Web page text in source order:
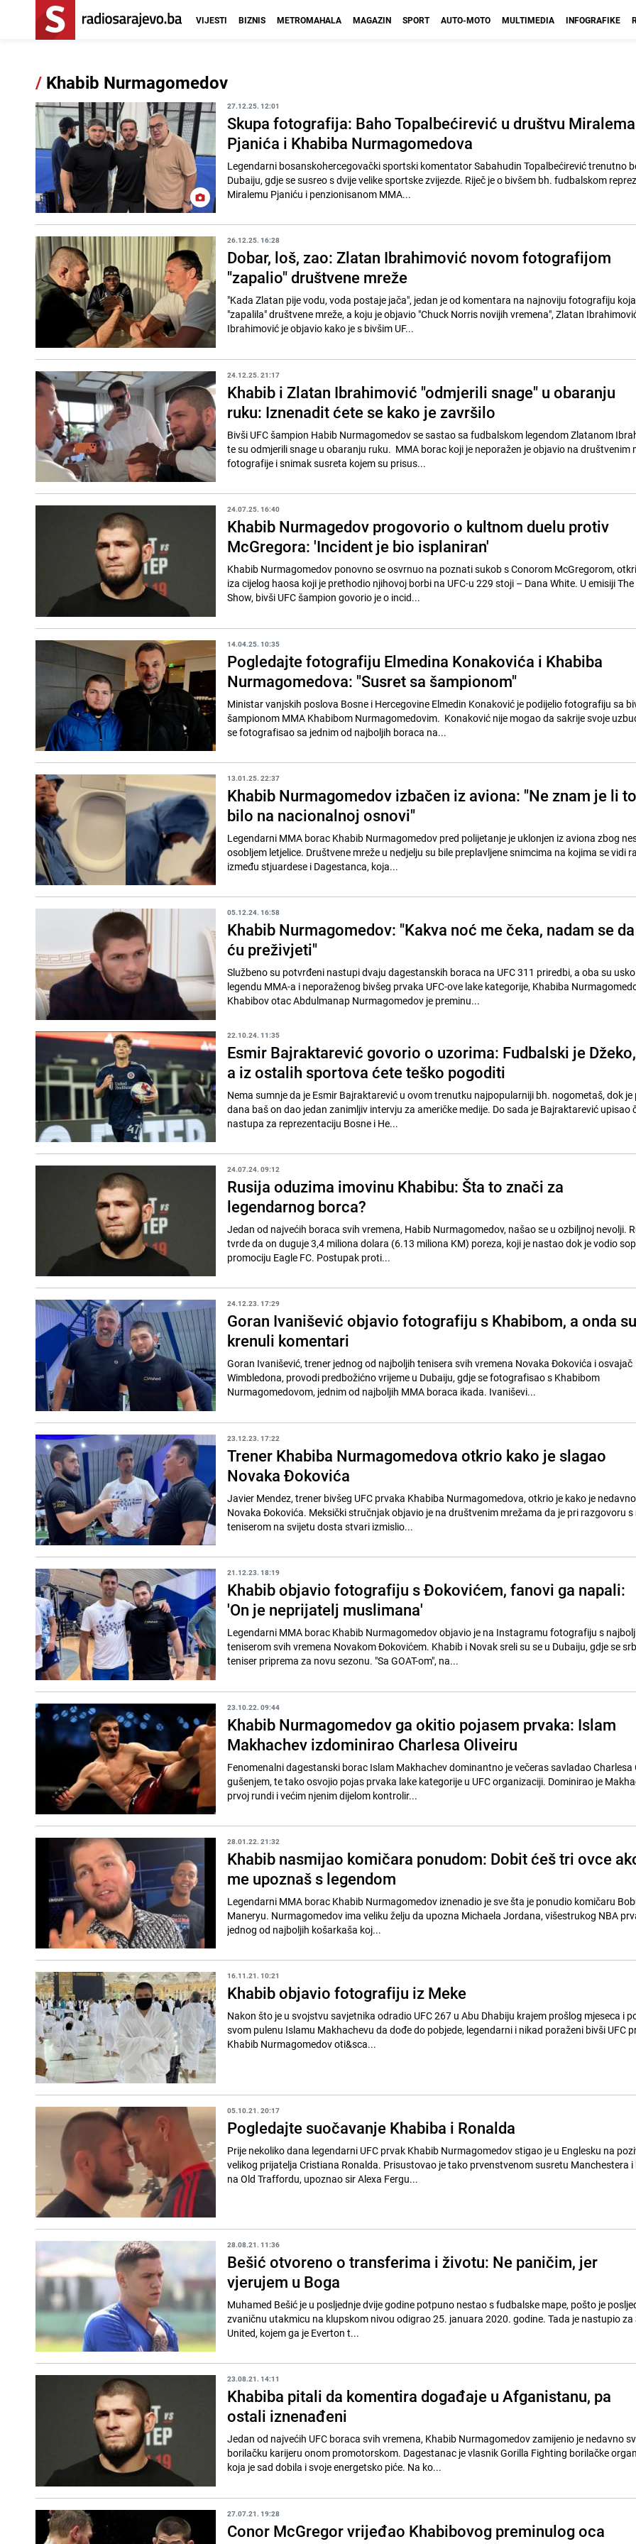
VIJESTI BIZNIS METROMAHALA MAGAZIN SPORT AUTO-MOTO MULTIMEDIA INFOGRAFIKE
/ Khabib Nurmagomedov
27.12.25. 12:01
Skupa fotografija: Baho Topalbećirević u društvu Miralema
Pjanića i Khabiba Nurmagomedova
Legendarni bosanskohercegovački sportski komentator Sabahudin Topalbećirević trenutno
Dubaiju, gdje se susreo s dvije velike sportske zvijezde. Riječ je o bivšem bh. fudbalskom
Miralemu Pjaniću i penzionisanom MMA...
26.12.25. 16:28
Dobar, loš, zao: Zlatan Ibrahimović novom fotografijom
"zapalio" društvene mreže
"Kada Zlatan pije vodu, voda postaje jača", jedan je od komentara na najnoviju fotografiju
"zapalila" društvene mreže, a koju je objavio "Chuck Norris novijih vremena", Zlatan
Ibrahimović je objavio kako je s bivšim UF...
24.12.25. 21:17
Khabib i Zlatan Ibrahimović "odmjerili snage" u obaranju
ruku: Iznenadit ćete se kako je završilo
Bivši UFC šampion Habib Nurmagomedov se sastao sa fudbalskom legendom Zlatanom
te su odmjerili snage u obaranju ruku. MMA borac koji je neporažen je objavio na društvenim
fotografije i snimak susreta kojem su prisus...
24.07.25. 16:40
Khabib Nurmagedov progovorio o kultnom duelu protiv
McGregora: 'Incident je bio isplaniran'
Khabib Nurmagomedov ponovno se osvrnuo na poznati sukob s Conorom McGregorom,
iza cijelog haosa koji je prethodio njihovoj borbi na UFC-u 229 stoji – Dana White. U emisiji
Show, bivši UFC šampion govorio je o incid...
14.04.25. 10:35
Pogledajte fotografiju Elmedina Konakovića i Khabiba
Nurmagomedova: "Susret sa šampionom"
Ministar vanjskih poslova Bosne i Hercegovine Elmedin Konaković je podijelio fotografiju sa
šampionom MMA Khabibom Nurmagomedovim. Konaković nije mogao da sakrije svoje
se fotografisao sa jednim od najboljih boraca na...
13.01.25. 22:37
Khabib Nurmagomedov izbačen iz aviona: "Ne znam je li to
bilo na nacionalnoj osnovi"
Legendarni MMA borac Khabib Nurmagomedov pred polijetanje je uklonjen iz aviona zbog
osobljem letjelice. Društvene mreže u nedjelju su bile preplavljene snimcima na kojima se vidi
između stjuardese i Dagestanca, koja...
05.12.24. 16:58
Khabib Nurmagomedov: "Kakva noć me čeka, nadam se da
ću preživjeti"
Službeno su potvrđeni nastupi dvaju dagestanskih boraca na UFC 311 priredbi, a oba su
legendu MMA-a i neporaženog bivšeg prvaka UFC-ove lake kategorije, Khabiba
Khabibov otac Abdulmanap Nurmagomedov je preminu...
22.10.24. 11:35
Esmir Bajraktarević govorio o uzorima: Fudbalski je Džeko,
a iz ostalih sportova ćete teško pogoditi
Nema sumnje da je Esmir Bajraktarević u ovom trenutku najpopularniji bh. nogometaš, dok je
dana baš on dao jedan zanimljiv intervju za američke medije. Do sada je Bajraktarević upisao
nastupa za reprezentaciju Bosne i He...
24.07.24. 09:12
Rusija oduzima imovinu Khabibu: Šta to znači za
legendarnog borca?
Jedan od najvećih boraca svih vremena, Habib Nurmagomedov, našao se u ozbiljnoj nevolji.
tvrde da on duguje 3,4 miliona dolara (6.13 miliona KM) poreza, koji je nastao dok je vodio
promociju Eagle FC. Postupak proti...
24.12.23. 17:29
Goran Ivanišević objavio fotografiju s Khabibom, a onda su
krenuli komentari
Goran Ivanišević, trener jednog od najboljih tenisera svih vremena Novaka Đokovića i osvajač
Wimbledona, provodi predbožićno vrijeme u Dubaiju, gdje se fotografisao s Khabibom
Nurmagomedovom, jednim od najboljih MMA boraca ikada. Ivaniševi...
23.12.23. 17:22
Trener Khabiba Nurmagomedova otkrio kako je slagao
Novaka Đokovića
Javier Mendez, trener bivšeg UFC prvaka Khabiba Nurmagomedova, otkrio je kako je
Novaka Đokovića. Meksički stručnjak objavio je na društvenim mrežama da je pri razgovoru
teniserom na svijetu dosta stvari izmislio...
21.12.23. 18:19
Khabib objavio fotografiju s Đokovićem, fanovi ga napali:
'On je neprijatelj muslimana'
Legendarni MMA borac Khabib Nurmagomedov objavio je na Instagramu fotografiju s
teniserom svih vremena Novakom Đokovićem. Khabib i Novak sreli su se u Dubaiju, gdje se
teniser priprema za novu sezonu. "Sa GOAT-om", na...
23.10.22. 09:44
Khabib Nurmagomedov ga okitio pojasem prvaka: Islam
Makhachev izdominirao Charlesa Oliveiru
Fenomenalni dagestanski borac Islam Makhachev dominantno je večeras savladao Charlesa
gušenjem, te tako osvojio pojas prvaka lake kategorije u UFC organizaciji. Dominirao je
prvoj rundi i većim njenim dijelom kontrolir...
28.01.22. 21:32
Khabib nasmijao komičara ponudom: Dobit ćeš tri ovce
me upoznaš s legendom
Legendarni MMA borac Khabib Nurmagomedov iznenadio je sve šta je ponudio komičaru
Maneryu. Nurmagomedov ima veliku želju da upozna Michaela Jordana, višestrukog NBA
jednog od najboljih košarkaša koj...
16.11.21. 10:21
Khabib objavio fotografiju iz Meke
Nakon što je u svojstvu savjetnika odradio UFC 267 u Abu Dhabiju krajem prošlog mjeseca i
svom pulenu Islamu Makhachevu da dođe do pobjede, legendarni i nikad poraženi bivši UFC
Khabib Nurmagomedov oti&sca...
05.10.21. 20:17
Pogledajte suočavanje Khabiba i Ronalda
Prije nekoliko dana legendarni UFC prvak Khabib Nurmagomedov stigao je u Englesku na
velikog prijatelja Cristiana Ronalda. Prisustovao je tako prvenstvenom susretu Manchestera i
na Old Traffordu, upoznao sir Alexa Fergu...
28.08.21. 11:36
Bešić otvoreno o transferima i životu: Ne paničim, jer
vjerujem u Boga
Muhamed Bešić je u posljednje dvije godine potpuno nestao s fudbalske mape, pošto je
zvaničnu utakmicu na klupskom nivou odigrao 25. januara 2020. godine. Tada je nastupio za
United, kojem ga je Everton t...
23.08.21. 14:11
Khabiba pitali da komentira događaje u Afganistanu, pa
ostali iznenađeni
Jedan od najvećih UFC boraca svih vremena, Khabib Nurmagomedov zamijenio je nedavno
borilačku karijeru onom promotorskom. Dagestanac je vlasnik Gorilla Fighting borilačke
koja je sad dobila i svoje energetsko piće. Na ko...
27.07.21. 19:28
Conor McGregor vrijeđao Khabibovog preminulog oca